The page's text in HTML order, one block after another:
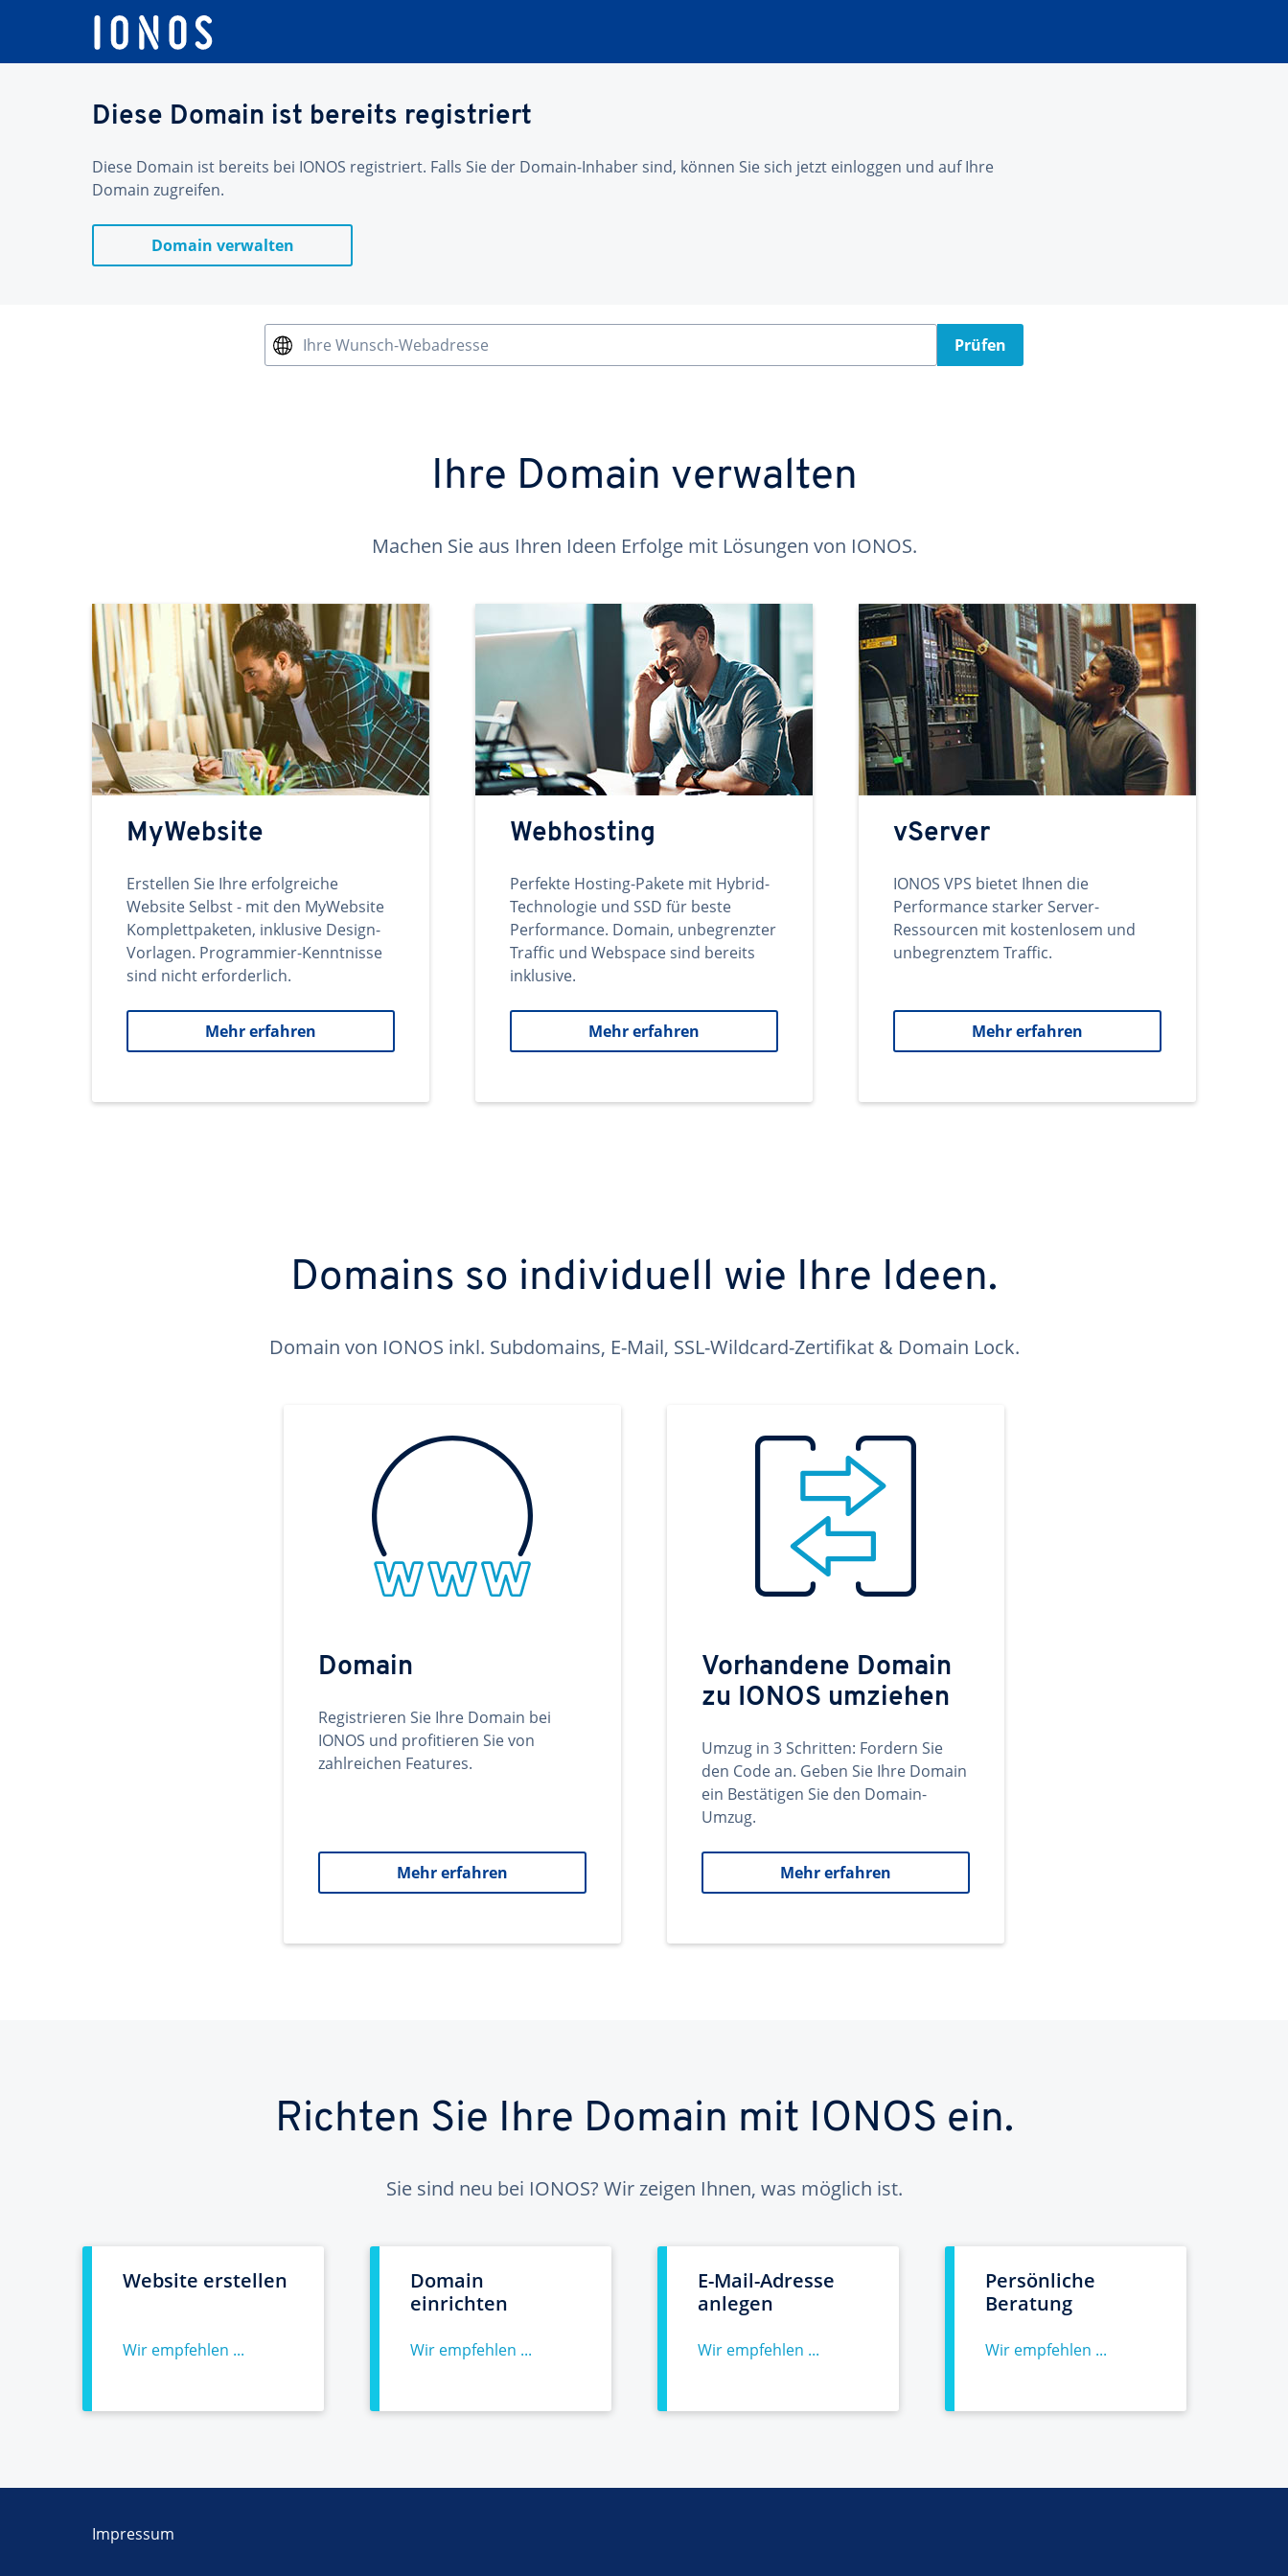
Diese Domain ist bereits registriert
Diese Domain ist bereits bei IONOS registriert. Falls Sie der Domain-Inhaber sind, können Sie sich jetzt einloggen und auf Ihre
Domain zugreifen.
Domain verwalten
Ihre Wunsch-Webadresse Prüfen
Ihre Domain verwalten
Machen Sie aus Ihren Ideen Erfolge mit Lösungen von IONOS.
MyWebsite
Erstellen Sie Ihre erfolgreiche
Website Selbst - mit den MyWebsite
Komplettpaketen, inklusive Design-
Vorlagen. Programmier-Kenntnisse
sind nicht erforderlich.
Mehr erfahren
Webhosting
Perfekte Hosting-Pakete mit Hybrid-
Technologie und SSD für beste
Performance. Domain, unbegrenzter
Traffic und Webspace sind bereits
inklusive.
Mehr erfahren
vServer
IONOS VPS bietet Ihnen die
Performance starker Server-
Ressourcen mit kostenlosem und
unbegrenztem Traffic.
Mehr erfahren
Domains so individuell wie Ihre Ideen.
Domain von IONOS inkl. Subdomains, E-Mail, SSL-Wildcard-Zertifikat & Domain Lock.
Domain
Registrieren Sie Ihre Domain bei
IONOS und profitieren Sie von
zahlreichen Features.
Mehr erfahren
Vorhandene Domain
zu IONOS umziehen
Umzug in 3 Schritten: Fordern Sie
den Code an. Geben Sie Ihre Domain
ein Bestätigen Sie den Domain-
Umzug.
Mehr erfahren
Richten Sie Ihre Domain mit IONOS ein.
Sie sind neu bei IONOS? Wir zeigen Ihnen, was möglich ist.
Website erstellen
Wir empfehlen ...
Domain
einrichten
Wir empfehlen ...
E-Mail-Adresse
anlegen
Wir empfehlen ...
Persönliche
Beratung
Wir empfehlen ...
Impressum